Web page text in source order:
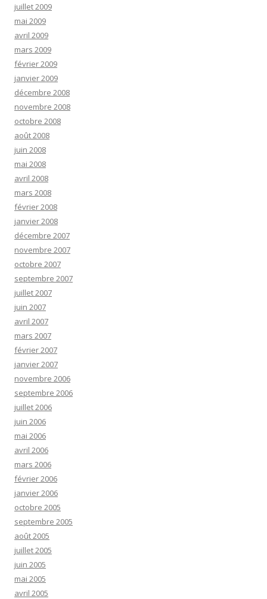
juillet 2009
mai 2009
avril 2009
mars 2009
février 2009
janvier 2009
décembre 2008
novembre 2008
octobre 2008
août 2008
juin 2008
mai 2008
avril 2008
mars 2008
février 2008
janvier 2008
décembre 2007
novembre 2007
octobre 2007
septembre 2007
juillet 2007
juin 2007
avril 2007
mars 2007
février 2007
janvier 2007
novembre 2006
septembre 2006
juillet 2006
juin 2006
mai 2006
avril 2006
mars 2006
février 2006
janvier 2006
octobre 2005
septembre 2005
août 2005
juillet 2005
juin 2005
mai 2005
avril 2005